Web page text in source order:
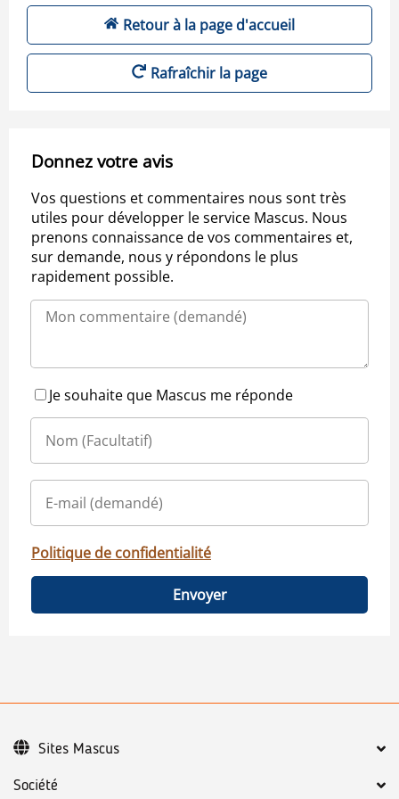
Retour à la page d'accueil
Rafraîchir la page
Donnez votre avis
Vos questions et commentaires nous sont très
utiles pour développer le service Mascus. Nous
prenons connaissance de vos commentaires et,
sur demande, nous y répondons le plus
rapidement possible.
Je souhaite que Mascus me réponde
Politique de confidentialité
Envoyer
Société
Sites Mascus